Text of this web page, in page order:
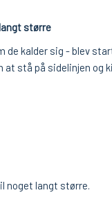
større
de kalder sig - blev
stå på sidelinjen og
noget langt større.